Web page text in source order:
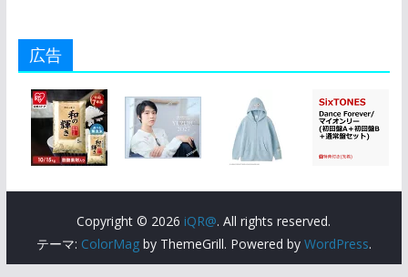
広告
Copyright © 2026 iQR@. All rights reserved.
テーマ: ColorMagby ThemeGrill. Powered by WordPress.